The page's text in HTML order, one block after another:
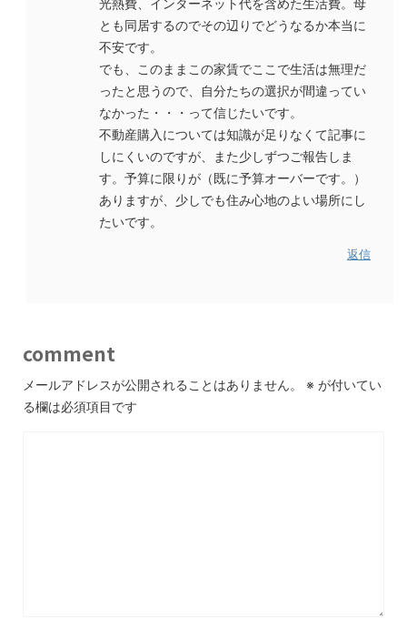
光熱費、インターネット代を含めた生活費。母
とも同居するのでその辺りでどうなるか本当に
不安です。
でも、このままこの家賃でここで生活は無理だ
ったと思うので、自分たちの選択が間違ってい
なかった・・・って信じたいです。
不動産購入については知識が足りなくて記事に
しにくいのですが、また少しずつご報告しま
す。予算に限りが（既に予算オーバーです。）
ありますが、少しでも住み心地のよい場所にし
たいです。
返信
comment
メールアドレスが公開されることはありません。 ※ が付いてい
る欄は必須項目です